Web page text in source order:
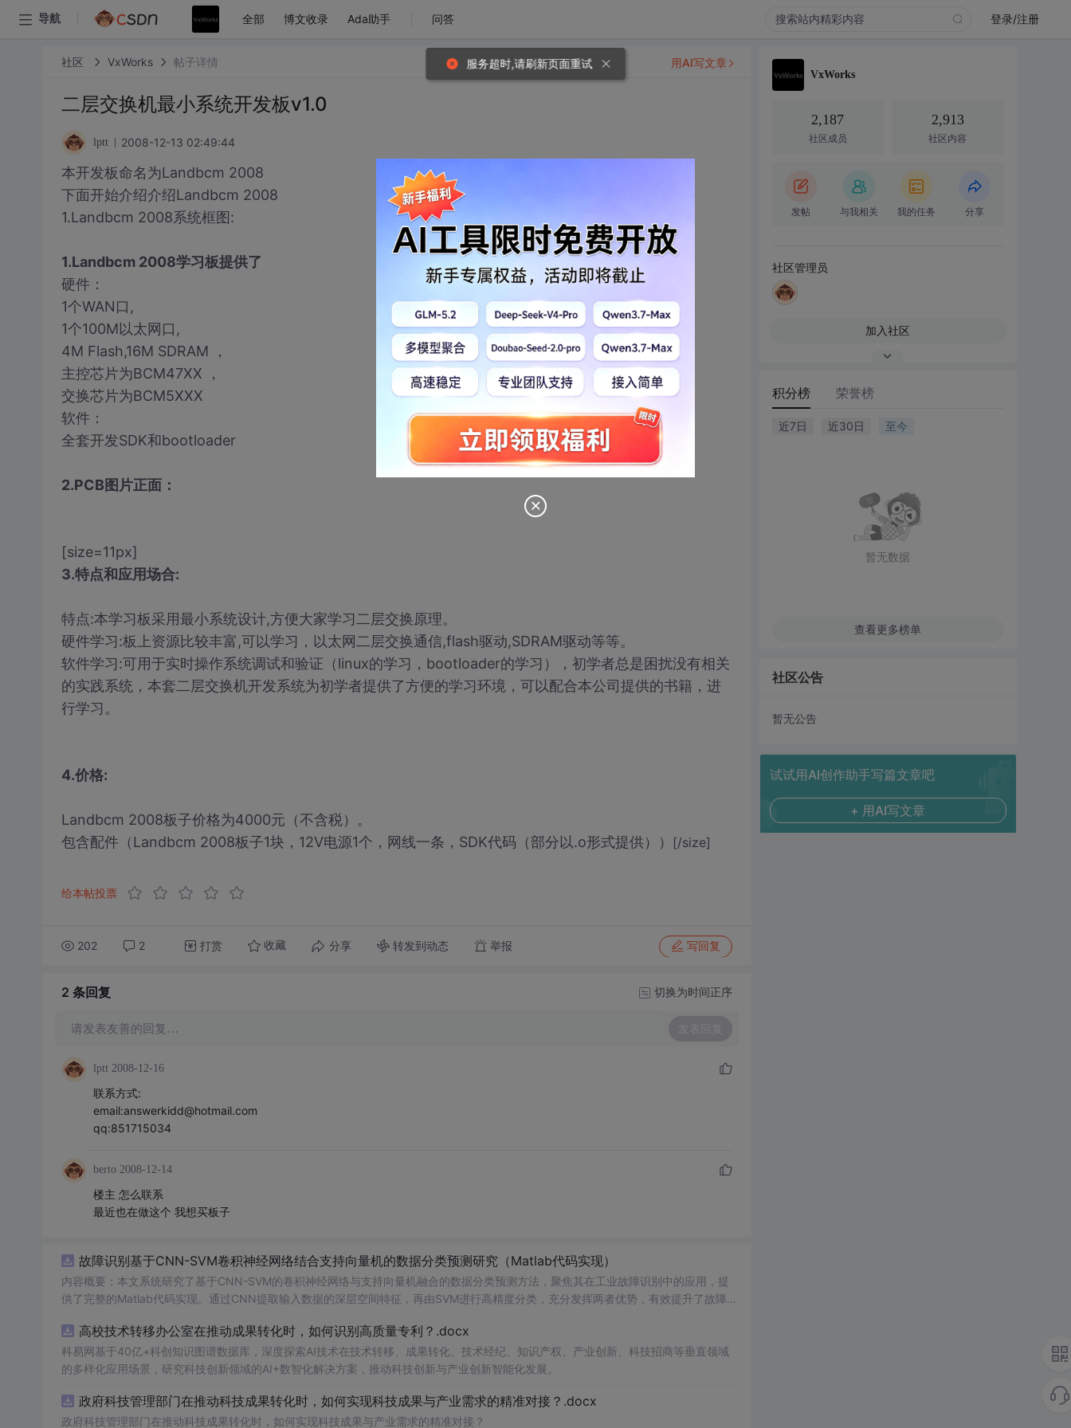
导航 全部 博文收录 Ada助手 问答 登录/注册
社区 VxWorks 帖子详情
二层交换机最小系统开发板v1.0
lptt 2008-12-13 02:49:44
本开发板命名为Landbcm 2008
下面开始介绍介绍Landbcm 2008
1.Landbcm 2008系统框图:
1.Landbcm 2008学习板提供了
硬件：
1个WAN口,
1个100M以太网口,
4M Flash,16M SDRAM ，
主控芯片为BCM47XX ，
交换芯片为BCM5XXX
软件：
全套开发SDK和bootloader
2.PCB图片正面：
[size=11px]
3.特点和应用场合:
特点:本学习板采用最小系统设计,方便大家学习二层交换原理。
硬件学习:板上资源比较丰富,可以学习，以太网二层交换通信,flash驱动,SDRAM驱动等等。
软件学习:可用于实时操作系统调试和验证（linux的学习，bootloader的学习），初学者总是困扰没有相关
的实践系统，本套二层交换机开发系统为初学者提供了方便的学习环境，可以配合本公司提供的书籍，进
行学习。
4.价格:
Landbcm 2008板子价格为4000元（不含税）。
包含配件（Landbcm 2008板子1块，12V电源1个，网线一条，SDK代码（部分以.o形式提供））
[/size]
给本帖投票
202 2 打赏 收藏 分享 转发到动态 举报 写回复
用AI写文章
2 条回复 切换为时间正序
请发表友善的回复… 发表回复
lptt 2008-12-16
联系方式:
email:answerkidd@hotmail.com
qq:851715034
berto 2008-12-14
楼主 怎么联系
最近也在做这个 我想买板子
故障识别基于CNN-SVM卷积神经网络结合支持向量机的数据分类预测研究（Matlab代码实现）
内容概要：本文系统研究了基于CNN-SVM的卷积神经网络与支持向量机融合的数据分类预测方法，聚焦其在工业故障识别中的应用，提
供了完整的Matlab代码实现。通过CNN提取输入数据的深层空间特征，再由SVM进行高精度分类，充分发挥两者优势，有效提升了故障识
断、轴承缺陷识别等场景中具有重要应用价值。文档还整合了机器学习、深度学习、图像处理、路径规划、电力系统优化等多个前沿科研
方向的技术资源，配套大量Matlab/Simulink仿真案例与Python代码，全面支持科研复现与工程实践。; 适合人群：具备一定编程基础，熟
练掌握Matlab或Python语言，从事电气工程、自动化、人工智能、机械故障诊断等相关领域研究的研发人员及高校研究生； 使用场景及
丰富算法案例开展科研复现、模型优化与系统仿真验证； 阅读建议：建议按照文档目录结构系统化学习，结合百度网盘提供的完整代码资
源进行动手实践，重点关注CNN特征提取层与SVM分类器之间的数据接口设计与参数调优策略，同时可延伸学习文中涉及的其他智能算法
高校技术转移办公室在推动成果转化时，如何识别高质量专利？.docx
科易网基于40亿+科创知识图谱数据库，深度探索AI技术在技术转移、成果转化、技术经纪、知识产权、产业创新、科技招商等垂直领域
的多样化应用场景，研究科技创新领域的AI+数智化解决方案，推动科技创新与产业创新智能化发展。
政府科技管理部门在推动科技成果转化时，如何实现科技成果与产业需求的精准对接？.docx
政府科技管理部门在推动科技成果转化时，如何实现科技成果与产业需求的精准对接？
VxWorks
2,187
社区成员
2,913
社区内容
发帖 与我相关 我的任务 分享
社区管理员
加入社区
积分榜 荣誉榜
近7日 近30日 至今
暂无数据
查看更多榜单
社区公告
暂无公告
试试用AI创作助手写篇文章吧
+ 用AI写文章
服务超时,请刷新页面重试